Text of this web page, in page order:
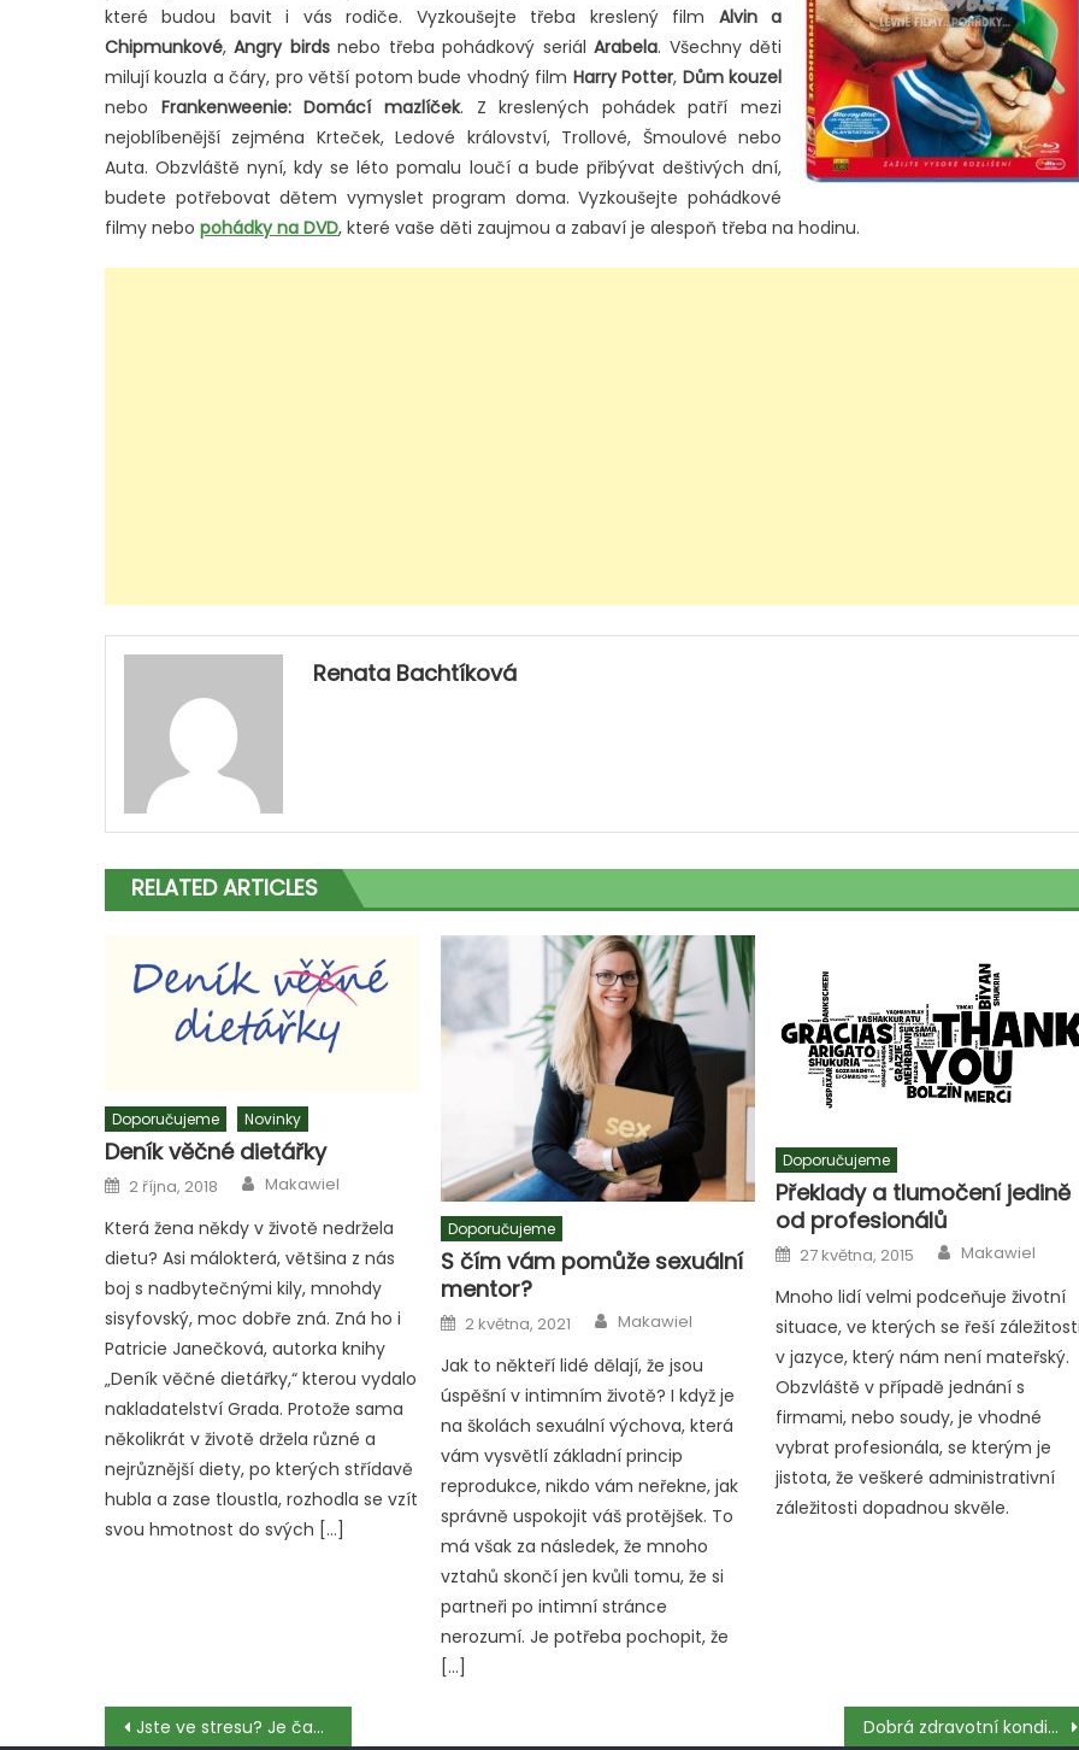
které budou bavit i vás rodiče. Vyzkoušejte třeba kreslený film Alvin a
Chipmunkové,Angry birdsnebo třeba pohádkový seriálArabela. Všechny děti
milují kouzla a čáry, pro větší potom bude vhodný film Harry Potter, Dům kouzel
nebo Frankenweenie: Domácí mazlíček. Z kreslených pohádek patří mezi
nejoblíbenější zejména Krteček, Ledové království, Trollové, Šmoulové nebo
Auta. Obzvláště nyní, kdy se léto pomalu loučí a bude přibývat deštivých dní,
budete potřebovat dětem vymyslet program doma. Vyzkoušejte pohádkové
filmy nebo pohádky na DVD, které vaše děti zaujmou a zabaví je alespoň třeba na hodinu.
Renata Bachtíková
RELATED ARTICLES
Doporučujeme Novinky
Deník věčné dietářky
Posted
on
2 října, 2018 Author
Makawiel
Která žena někdy v životě nedržela
dietu? Asi málokterá, většina z nás
boj s nadbytečnými kily, mnohdy
sisyfovský, moc dobře zná. Zná ho i
Patricie Janečková, autorka knihy
„Deník věčné dietářky,“ kterou vydalo
nakladatelství Grada. Protože sama
několikrát v životě držela různé a
nejrůznější diety, po kterých střídavě
hubla a zase tloustla, rozhodla se vzít
svou hmotnost do svých […]
Doporučujeme
S čím vám pomůže sexuální
mentor?
Posted
on
2 května, 2021 Author
Makawiel
Jak to někteří lidé dělají, že jsou
úspěšní v intimním životě? I když je
na školách sexuální výchova, která
vám vysvětlí základní princip
reprodukce, nikdo vám neřekne, jak
správně uspokojit váš protějšek. To
má však za následek, že mnoho
vztahů skončí jen kvůli tomu, že si
partneři po intimní stránce
nerozumí. Je potřeba pochopit, že
[…]
Doporučujeme
Překlady a tlumočení jedině
od profesionálů
Posted
on
27 května, 2015 Author
Makawiel
Mnoho lidí velmi podceňuje životní
situace, ve kterých se řeší záležitosti
v jazyce, který nám není mateřský.
Obzvláště v případě jednání s
firmami, nebo soudy, je vhodné
vybrat profesionála, se kterým je
jistota, že veškeré administrativní
záležitosti dopadnou skvěle.
Navigace
Jste ve stresu? Je čas na erotickou masáž Dobrá zdravotní kondice i v pozdějším věku